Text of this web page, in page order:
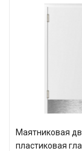
Маятниковая
пластиковая